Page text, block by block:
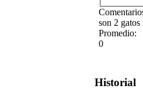
son 2
Promedio:
0
Historial